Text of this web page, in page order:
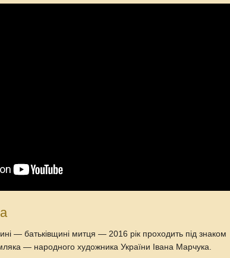
— батьківщині митця — 2016 рік проходить під знаком
— народного художника України Івана Марчука.